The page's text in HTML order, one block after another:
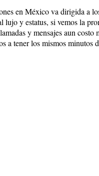
en México va dirigida a
lujo y estatus, si vemos la
y mensajes aun
a tener los mismos minutos